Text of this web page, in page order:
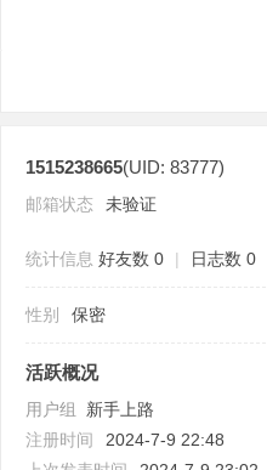
1515238665(UID: 83777)
邮箱状态 未验证
统计信息 好友数 0 | 日志数 0
性别 保密
活跃概况
用户组 新手上路
注册时间
2024-7-9 22:48